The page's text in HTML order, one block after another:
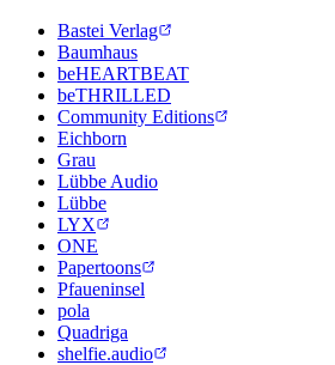
Bastei Verlag
Baumhaus
beHEARTBEAT
beTHRILLED
Community Editions
Eichborn
Grau
Lübbe Audio
Lübbe
LYX
ONE
Papertoons
Pfaueninsel
pola
Quadriga
shelfie.audio